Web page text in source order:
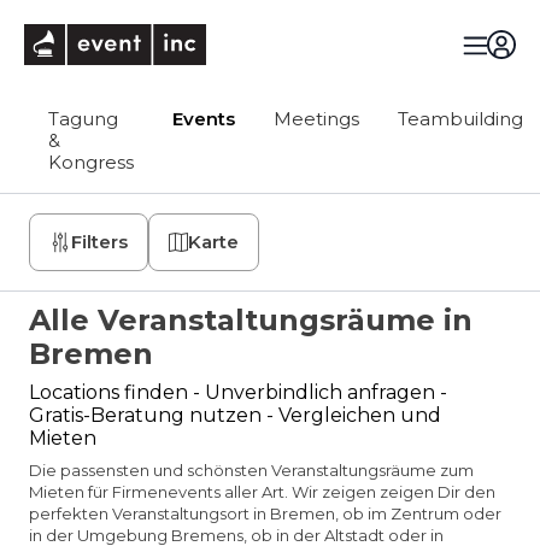
Tagung
&
Kongress
Events Meetings Teambuilding
Filters Karte
Alle Veranstaltungsräume in
Bremen
Locations finden - Unverbindlich anfragen -
Gratis-Beratung nutzen - Vergleichen und
Mieten
Die passensten und schönsten Veranstaltungsräume zum
Mieten für Firmenevents aller Art. Wir zeigen zeigen Dir den
perfekten Veranstaltungsort in Bremen, ob im Zentrum oder
in der Umgebung Bremens, ob in der Altstadt oder in